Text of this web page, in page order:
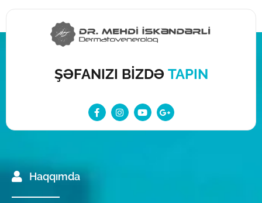
ŞƏFANIZI BİZDƏ TAPIN
Haqqımda